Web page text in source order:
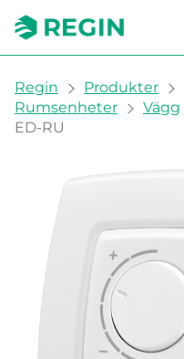
You are here:
Regin Produkter
Rumsenheter
Vägg
ED-RU